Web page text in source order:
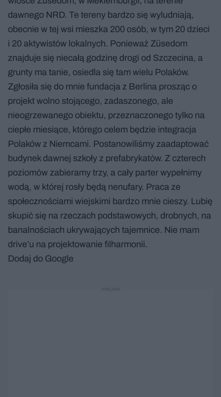
dawnego NRD. Te tereny bardzo się wyludniają,
obecnie w tej wsi mieszka 200 osób, w tym 20 dzieci
i 20 aktywistów lokalnych. Ponieważ Züsedom
znajduje się niecałą godzinę drogi od Szczecina, a
grunty ma tanie, osiedla się tam wielu Polaków.
Zgłosiła się do mnie fundacja z Berlina prosząc o
projekt wolno stojącego, zadaszonego, ale
nieogrzewanego obiektu, przeznaczonego tylko na
ciepłe miesiące, którego celem będzie integracja
Polaków z Niemcami. Postanowiliśmy zaadaptować
budynek dawnej szkoły z prefabrykatów. Z czterech
poziomów zabieramy trzy, a cały parter wypełnimy
wodą, w której rosły będą nenufary. Praca ze
społecznościami wiejskimi bardzo mnie cieszy. Lubię
skupić się na rzeczach podstawowych, drobnych, na
banalnościach ukrywających tajemnice. Nie mam
drive’u na projektowanie filharmonii.
Dodaj do Google